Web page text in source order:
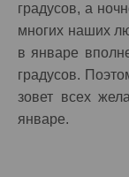
градусов, а
многих наших
в январе
градусов.
зовет всех
январе.